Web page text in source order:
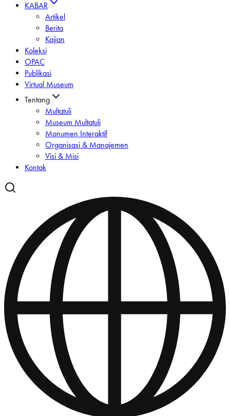
KABAR
Artikel
Berita
Kajian
Koleksi
OPAC
Publikasi
Virtual Museum
Tentang
Multatuli
Museum Multatuli
Monumen Interaktif
Organisasi & Manajemen
Visi & Misi
Kontak